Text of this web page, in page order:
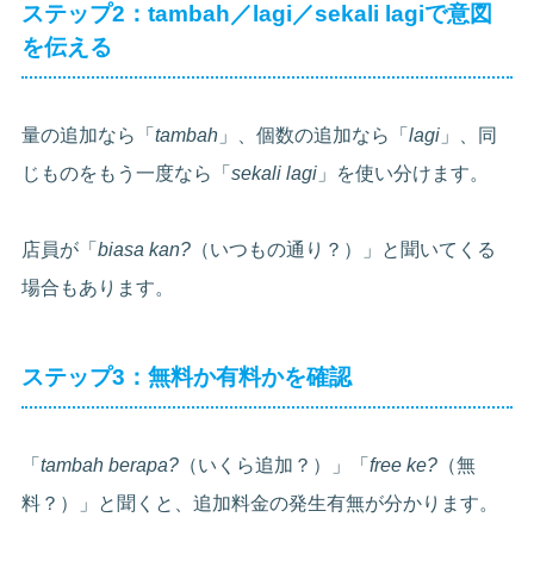
ステップ2：tambah／lagi／sekali lagiで意図
を伝える
量の追加なら「tambah 」、個数の追加なら「lagi 」、同
じものをもう一度なら「sekali lagi 」を使い分けます。
店員が「biasa kan? （いつもの通り？）」と聞いてくる
場合もあります。
ステップ3：無料か有料かを確認
「tambah berapa? （いくら追加？）」「free ke? （無
料？）」と聞くと、追加料金の発生有無が分かります。